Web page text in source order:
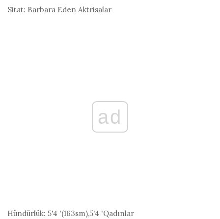
Sitat: Barbara Eden Aktrisalar
ad
Hündürlük: 5'4 '(163sm),5'4 'Qadınlar